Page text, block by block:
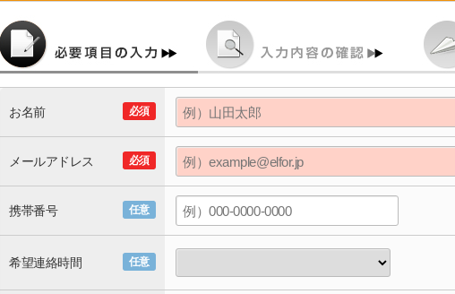
必須
お名前
必須
メールアドレス
任意
携帯番号
任意
希望連絡時間